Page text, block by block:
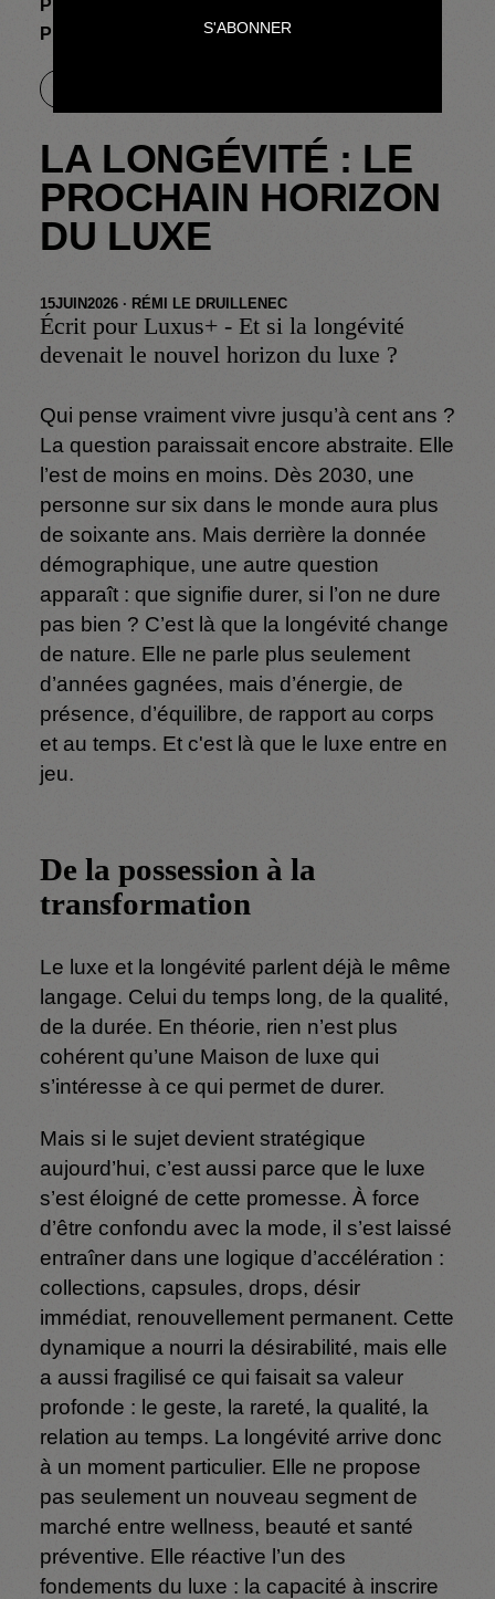
PRISES DE PAROLE
PROCHAIN HORIZON DU LUXE
LA LONGÉVITÉ : LE
PROCHAIN HORIZON
DU LUXE
15JUIN2026· RÉMI LE DRUILLENEC
Écrit pour Luxus+ - Et si la longévité
devenait le nouvel horizon du luxe ?
Qui pense vraiment vivre jusqu’à cent ans ?
La question paraissait encore abstraite. Elle
l’est de moins en moins. Dès 2030, une
personne sur six dans le monde aura plus
de soixante ans. Mais derrière la donnée
démographique, une autre question
apparaît : que signifie durer, si l’on ne dure
pas bien ? C’est là que la longévité change
de nature. Elle ne parle plus seulement
d’années gagnées, mais d’énergie, de
présence, d’équilibre, de rapport au corps
et au temps. Et c'est là que le luxe entre en
jeu.
De la possession à la
transformation
Le luxe et la longévité parlent déjà le même
langage. Celui du temps long, de la qualité,
de la durée. En théorie, rien n’est plus
cohérent qu’une Maison de luxe qui
s’intéresse à ce qui permet de durer.
Mais si le sujet devient stratégique
aujourd’hui, c’est aussi parce que le luxe
s’est éloigné de cette promesse. À force
d’être confondu avec la mode, il s’est laissé
entraîner dans une logique d’accélération :
collections, capsules, drops, désir
immédiat, renouvellement permanent. Cette
dynamique a nourri la désirabilité, mais elle
a aussi fragilisé ce qui faisait sa valeur
profonde : le geste, la rareté, la qualité, la
relation au temps. La longévité arrive donc
à un moment particulier. Elle ne propose
pas seulement un nouveau segment de
marché entre wellness, beauté et santé
préventive. Elle réactive l’un des
fondements du luxe : la capacité à inscrire